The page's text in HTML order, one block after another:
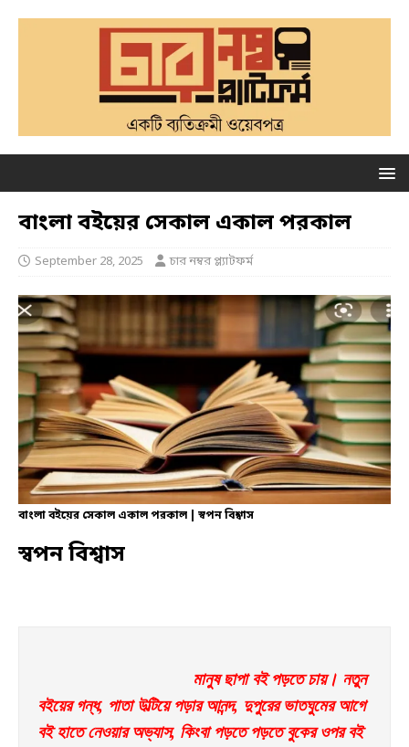
বাংলা বইয়ের সেকাল একাল পরকাল
September 28, 2025 চার নম্বর প্ল্যাটফর্ম
বাংলা বইয়ের সেকাল একাল পরকাল | স্বপন বিশ্বাস
স্বপন বিশ্বাস
মানুষ ছাপা বই পড়তে চায়। নতুন
বইয়ের গন্ধ, পাতা উল্টিয়ে পড়ার আনন্দ, দুপুরের ভাতঘুমের আগে
বই হাতে নেওয়ার অভ্যাস, কিংবা পড়তে পড়তে বুকের ওপর বই